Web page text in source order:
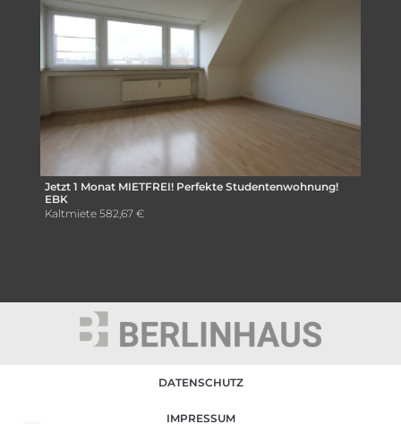
Jetzt 1 Monat MIETFREI! Perfekte Studentenwohnung!
EBK
Kaltmiete 582,67 €
DATENSCHUTZ
IMPRESSUM